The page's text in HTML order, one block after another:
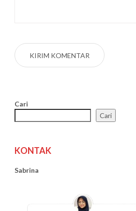
Cari
Cari
KONTAK
Sabrina